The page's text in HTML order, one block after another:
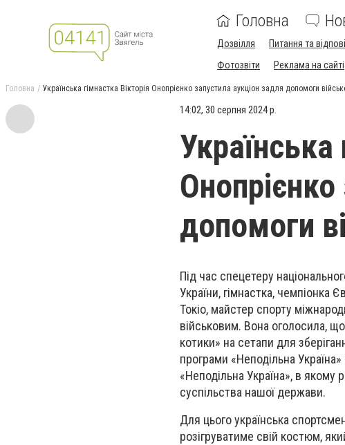
Головна
Дозвілля Питання та
Фотозвіти
Реклама на сайті
Головна Українська гімнастка Вікторія Онопрієнко запустила аукціон задля допомоги
14:02, 30 серпня 2024 р.
Українська
допомоги
Під час спецетеру
України, гімнастка, чемпіонка
Токіо, майстер спорту
військовим. Вона оголосила,
котики» на сетапи для
програми «Неподільна
«Неподільна Україна», в якому
суспільства нашої держави.
Для цього українська
розігруватиме свій костюм,